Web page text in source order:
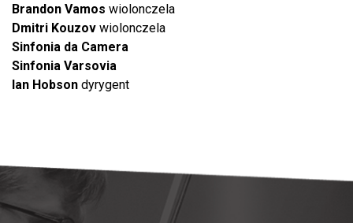
Brandon Vamos wiolonczela
Dmitri Kouzov wiolonczela
Sinfonia da Camera
Sinfonia Varsovia
Ian Hobson dyrygent